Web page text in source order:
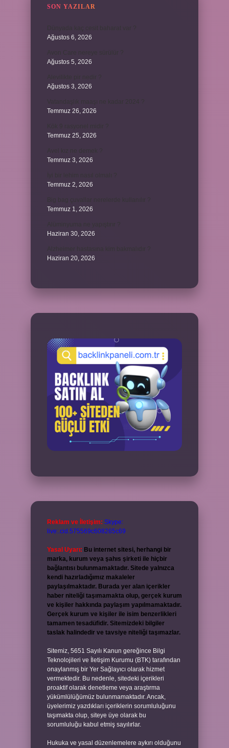
SON YAZILAR
Ağustos 6, 2026
Ağustos 5, 2026
Ağustos 3, 2026
Temmuz 26, 2026
Temmuz 25, 2026
Temmuz 3, 2026
Temmuz 2, 2026
Temmuz 1, 2026
Haziran 30, 2026
Haziran 20, 2026
Reklam ve İletişim: Skype:
live:.cid.575569c608265c69
Yasal Uyarı: Bu internet sitesi, herhangi bir
marka, kurum veya şahıs şirketi ile hiçbir
bağlantısı bulunmamaktadır. Sitede yalnızca
kendi hazırladığımız makaleler
paylaşılmaktadır. Burada yer alan içerikler
haber niteliği taşımamakta olup, gerçek kurum
ve kişiler hakkında paylaşım yapılmamaktadır.
Gerçek kurum ve kişiler ile isim benzerlikleri
tamamen tesadüfidir. Sitemizdeki bilgiler
taslak halindedir ve tavsiye niteliği taşımazlar.
Sitemiz, 5651 Sayılı Kanun gereğince Bilgi
Teknolojileri ve İletişim Kurumu (BTK) tarafından
onaylanmış bir Yer Sağlayıcı olarak hizmet
vermektedir. Bu nedenle, sitedeki içerikleri
proaktif olarak denetleme veya araştırma
yükümlülüğümüz bulunmamaktadır. Ancak,
üyelerimiz yazdıkları içeriklerin sorumluluğunu
taşımakta olup, siteye üye olarak bu
sorumluluğu kabul etmiş sayılırlar.
Hukuka ve yasal düzenlemelere aykırı olduğunu